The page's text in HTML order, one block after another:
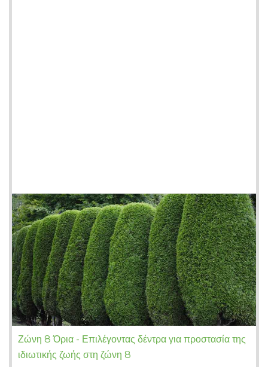
Ζώνη 8 Όρια - Επιλέγοντας δέντρα για προστασία της
ιδιωτικής ζωής στη ζώνη 8